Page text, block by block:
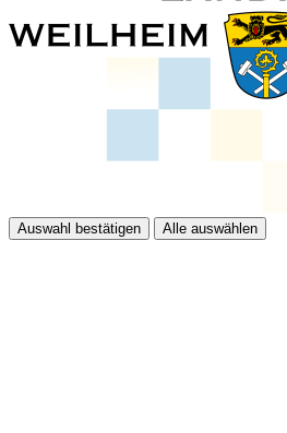
Auswahl bestätigen Alle auswählen